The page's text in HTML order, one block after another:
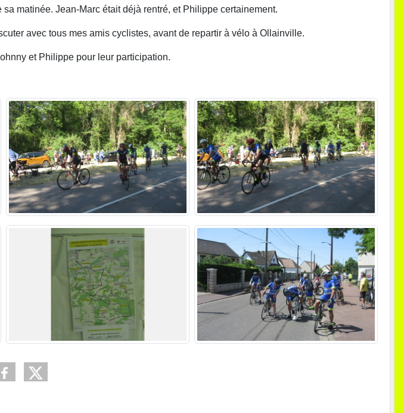
matinée. Jean-Marc était déjà rentré, et Philippe certainement.
avec tous mes amis cyclistes, avant de repartir à vélo à Ollainville.
et Philippe pour leur participation.